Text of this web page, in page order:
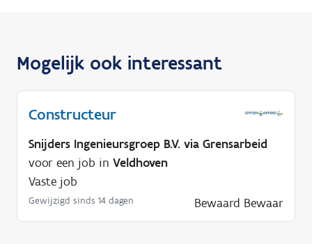
Mogelijk ook interessant
Constructeur
Snijders Ingenieursgroep B.V. via Grensarbeid
voor een job in Veldhoven
Vaste job
Gewijzigd sinds 14 dagen Bewaard Bewaar